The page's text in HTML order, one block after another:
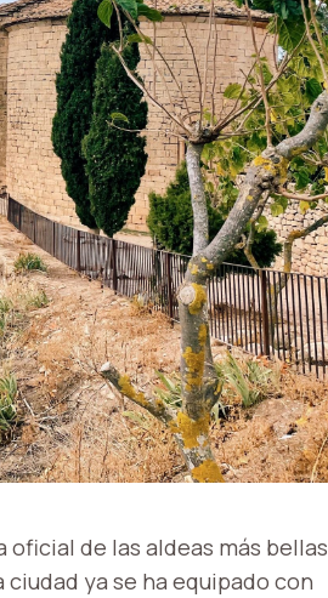
de las aldeas más bellas
ciudad ya se ha equipado con